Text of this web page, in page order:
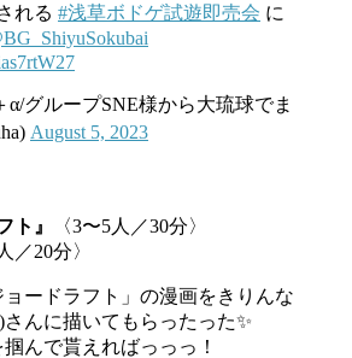
れる #浅草ボドゲ試遊即売会 に
グループSNE様から大琉球でま
August 5, 2023
ト』
〈3〜5人／30分〉
／20分〉
ードラフト」の漫画をきりんな
)さんに描いてもらったった✨
んで貰えればっっっ！